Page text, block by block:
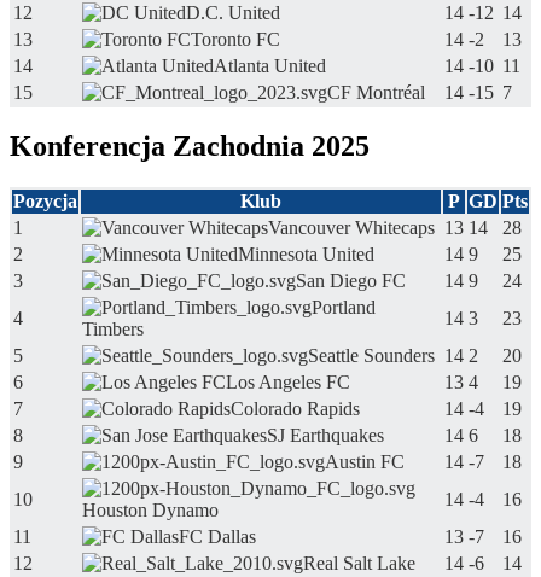
12 D.C. United 14 -12 14
13
Toronto FC 14 -2
13
14
Atlanta United 14 -10 11
15
CF Montréal 14 -15 7
Konferencja Zachodnia 2025
Pozycja Klub P GD Pts
1
Vancouver Whitecaps 13 14
28
2
Minnesota United 14 9
25
3
San Diego FC 14 9
24
4
Portland
Timbers
14 3
23
5
Seattle Sounders 14 2
20
6
Los Angeles FC 13 4
19
7
Colorado Rapids 14 -4
19
8
SJ Earthquakes 14 6
18
9
Austin FC 14 -7
18
10
Houston Dynamo
14 -4
16
11
FC Dallas 13 -7
16
12
Real Salt Lake 14 -6 14